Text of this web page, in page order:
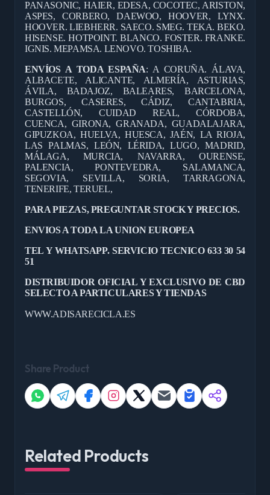
PANASONIC, HAIER, EDESA, COCOTEC, ARISTON,
ASPES, CORBERO, DAEWOO, HOOVER, LYNX.
HOOVER. LIEBHERR. SAECO. SMEG. TEKA. BEKO.
HISENSE. HOTPOINT. BLANCO. FOSTER. FRANKE.
IGNIS. MEPAMSA. LENOVO. TOSHIBA.
ENVÍOS A TODA ESPAÑA: A CORUÑA. ÁLAVA,
ALBACETE, ALICANTE, ALMERÍA, ASTURIAS,
ÁVILA, BADAJOZ, BALEARES, BARCELONA,
BURGOS, CASERES, CÁDIZ, CANTABRIA,
CASTELLÓN, CUIDAD REAL, CÓRDOBA,
CUENCA, GIRONA, GRANADA, GUADALAJARA,
GIPUZKOA, HUELVA, HUESCA, JAÉN, LA RIOJA,
LAS PALMAS, LEÓN, LÉRIDA, LUGO, MADRID,
MÁLAGA, MURCIA, NAVARRA, OURENSE,
PALENCIA, PONTEVEDRA, SALAMANCA,
SEGOVIA, SEVILLA, SORIA, TARRAGONA,
TENERIFE, TERUEL,
PARA PIEZAS, PREGUNTAR STOCK Y PRECIOS.
ENVIOS A TODA LA UNION EUROPEA
TEL Y WHATSAPP. SERVICIO TECNICO 633 30 54
51
DISTRIBUIDOR OFICIAL Y EXCLUSIVO DE CBD
SELECTO A PARTICULARES Y TIENDAS
WWW.ADISARECICLA.ES
Share Product
Related Products